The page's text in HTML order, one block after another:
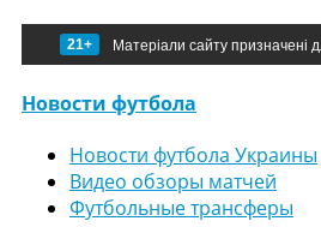
21+ Матеріали сайту призначені
Новости футбола
Новости футбола Украины
Видео обзоры матчей
Футбольные трансферы